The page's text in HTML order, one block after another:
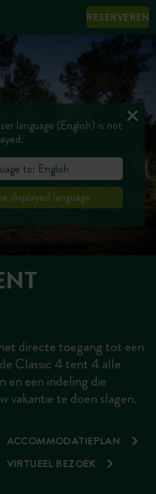
RESERVEREN
directe toegang tot een
Classic 4 tent 4 alle
een indeling die
vakantie te doen slagen.
ACCOMMODATIEPLAN
VIRTUEEL BEZOEK
language (English) is not
to: English
displayed language